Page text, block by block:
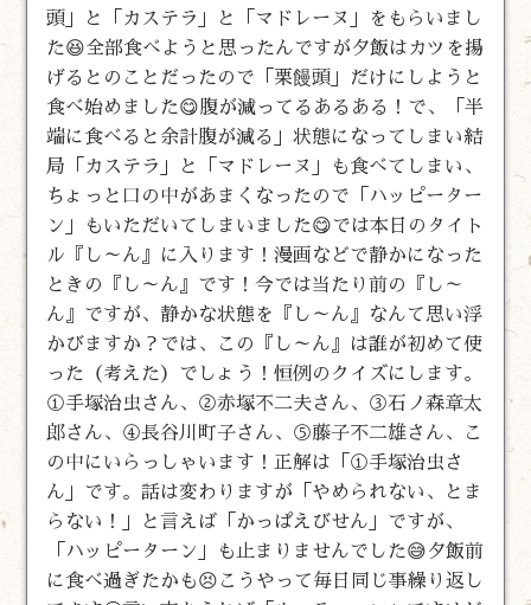
頭」と「カステラ」と「マドレーヌ」をもらいまし
た😆全部食べようと思ったんですが夕飯はカツを揚
げるとのことだったので「栗饅頭」だけにしようと
食べ始めました😋腹が減ってるあるある！で、「半
端に食べると余計腹が減る」状態になってしまい結
局「カステラ」と「マドレーヌ」も食べてしまい、
ちょっと口の中があまくなったので「ハッピーター
ン」もいただいてしまいました😋では本日のタイト
ル『し～ん』に入ります！漫画などで静かになった
ときの『し～ん』です！今では当たり前の『し～
ん』ですが、静かな状態を『し～ん』なんて思い浮
かびますか？では、この『し～ん』は誰が初めて使
った（考えた）でしょう！恒例のクイズにします。
①手塚治虫さん、②赤塚不二夫さん、③石ノ森章太
郎さん、④長谷川町子さん、⑤藤子不二雄さん、こ
の中にいらっしゃいます！正解は「①手塚治虫さ
ん」です。話は変わりますが「やめられない、とま
らない！」と言えば「かっぱえびせん」ですが、
「ハッピーターン」も止まりませんでした😅夕飯前
に食べ過ぎたかも😣こうやって毎日同じ事繰り返し